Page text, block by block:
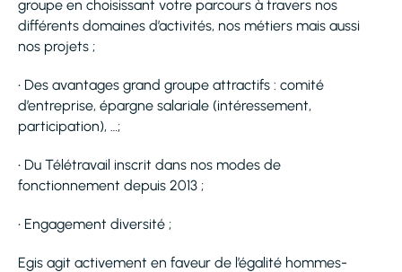
groupe en choisissant votre parcours à travers nos
différents domaines d’activités, nos métiers mais aussi
nos projets ;
• Des avantages grand groupe attractifs : comité
d’entreprise, épargne salariale (intéressement,
participation), …;
• Du Télétravail inscrit dans nos modes de
fonctionnement depuis 2013 ;
• Engagement diversité ;
Egis agit activement en faveur de l’égalité hommes-